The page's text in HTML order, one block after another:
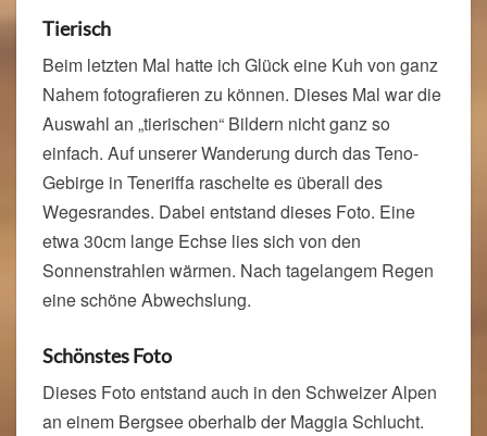
Tierisch
Beim letzten Mal hatte ich Glück eine Kuh von ganz
Nahem fotografieren zu können. Dieses Mal war die
Auswahl an „tierischen“ Bildern nicht ganz so
einfach. Auf unserer Wanderung durch das Teno-
Gebirge in Teneriffa raschelte es überall des
Wegesrandes. Dabei entstand dieses Foto. Eine
etwa 30cm lange Echse lies sich von den
Sonnenstrahlen wärmen. Nach tagelangem Regen
eine schöne Abwechslung.
Schönstes Foto
Dieses Foto entstand auch in den Schweizer Alpen
an einem Bergsee oberhalb der Maggia Schlucht.